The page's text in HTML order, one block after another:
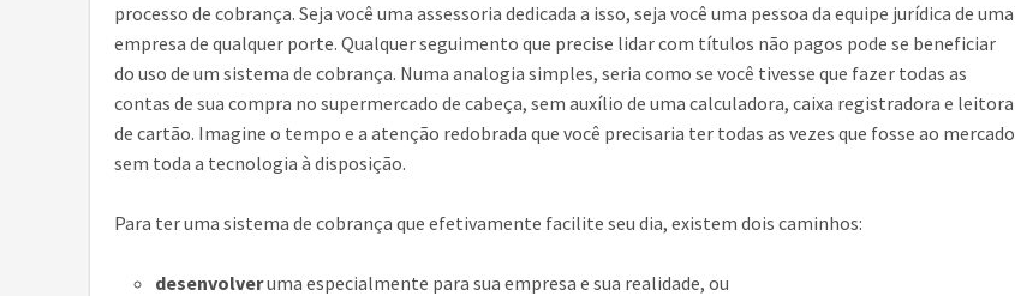
processo de cobrança. Seja você uma assessoria dedicada a isso, seja você uma pessoa da equipe jurídica de uma
empresa de qualquer porte. Qualquer seguimento que precise lidar com títulos não pagos pode se beneficiar
do uso de um sistema de cobrança. Numa analogia simples, seria como se você tivesse que fazer todas as
contas de sua compra no supermercado de cabeça, sem auxílio de uma calculadora, caixa registradora e leitora
de cartão. Imagine o tempo e a atenção redobrada que você precisaria ter todas as vezes que fosse ao mercado
sem toda a tecnologia à disposição.
Para ter uma sistema de cobrança que efetivamente facilite seu dia, existem dois caminhos:
desenvolveruma especialmente para sua empresa e sua realidade, ou